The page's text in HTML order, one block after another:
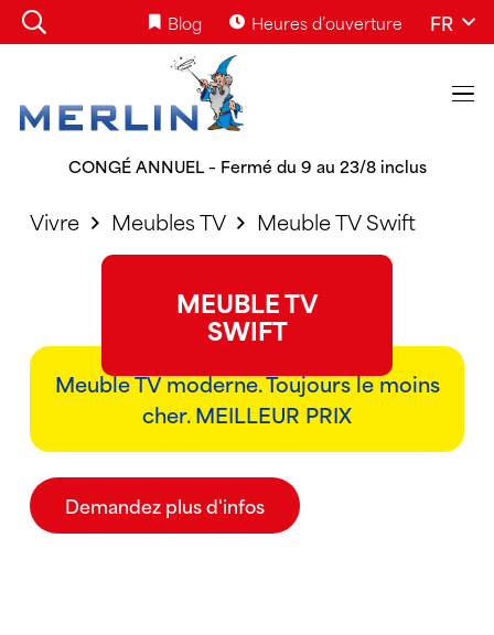
Blog Heures d’ouverture FR
CONGÉ ANNUEL – Fermé du 9 au 23/8 inclus
Vivre Meubles TV Meuble TV Swift
MEUBLE TV
SWIFT
Meuble TV moderne. Toujours le moins
cher. MEILLEUR PRIX
Demandez plus d'infos